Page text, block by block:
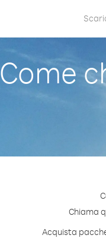
Come
Chiama
Acquista